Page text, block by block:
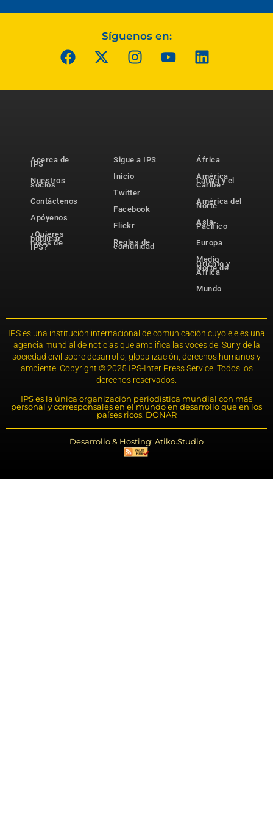
Síguenos en:
Acerca de
IPS
Nuestros
socios
Contáctenos
Apóyenos
¿Quieres
publicar
notas de
IPS?
Sigue a IPS
Inicio
Twitter
Facebook
Flickr
Reglas de
comunidad
África
América
Latina y el
Caribe
América del
Norte
Asia-
Pacífico
Europa
Medio
Oriente y
Norte de
África
Mundo
IPS es una institución internacional de comunicación cuyo eje es una
agencia mundial de noticias que amplifica las voces del Sur y de la
sociedad civil sobre desarrollo, globalización, derechos humanos y
ambiente. Copyright © 2025 IPS-Inter Press Service. Todos los
derechos reservados.
IPS es la única organización periodística mundial con más
personal y corresponsales en el mundo en desarrollo que en los
países ricos. DONAR
Desarrollo & Hosting: Atiko.Studio